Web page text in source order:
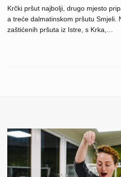
Krčki pršut najbolji, drugo mjesto
a treće dalmatinskom pršutu Smjeli.
zaštićenih pršuta iz Istre, s Krka,…